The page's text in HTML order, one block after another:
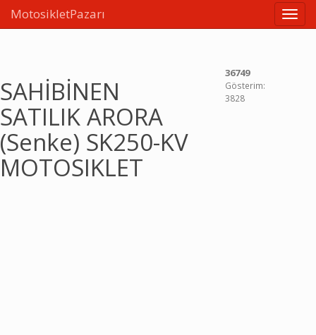
MotosikletPazarı
SAHİBİNEN
SATILIK ARORA
(Senke) SK250-KV
MOTOSIKLET
36749
Gösterim:
3828